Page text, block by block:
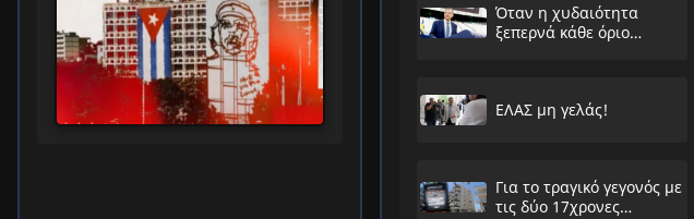
Όταν η χυδαιότητα
ξεπερνά κάθε όριο…
ΕΛΑΣ μη γελάς!
Για το τραγικό γεγονός με
τις δύο 17χρονες